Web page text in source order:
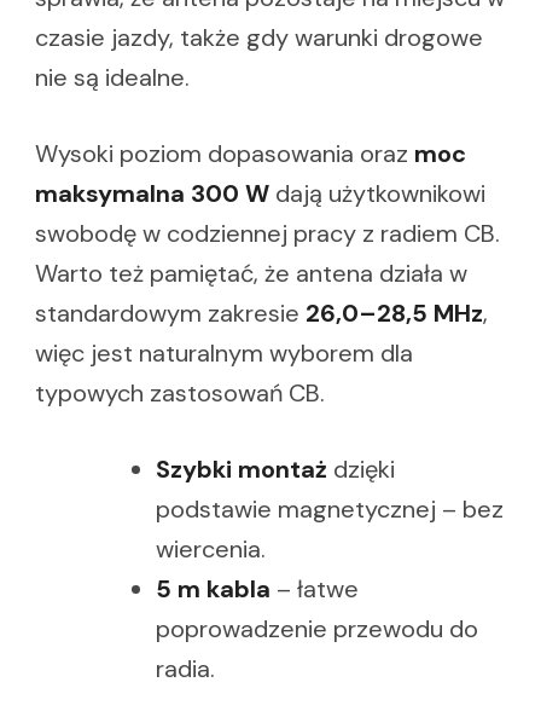
czasie jazdy, także gdy warunki drogowe
nie są idealne.
Wysoki poziom dopasowania oraz moc
maksymalna 300 W dają użytkownikowi
swobodę w codziennej pracy z radiem CB.
Warto też pamiętać, że antena działa w
standardowym zakresie 26,0–28,5 MHz,
więc jest naturalnym wyborem dla
typowych zastosowań CB.
Szybki montaż dzięki
podstawie magnetycznej – bez
wiercenia.
5 m kabla – łatwe
poprowadzenie przewodu do
radia.